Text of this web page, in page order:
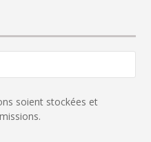
soient stockées et